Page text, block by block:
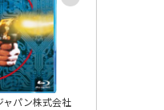
ャパン株式会社